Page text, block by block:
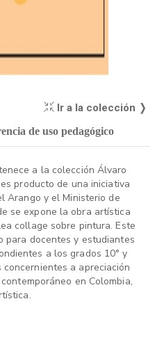
Ir a la colección ❭
de uso pedagógico
a la colección Álvaro
producto de una iniciativa
Arango y el Ministerio de
se expone la obra artística
collage sobre pintura. Este
para docentes y estudiantes
a los grados 10° y
concernientes a apreciación
en Colombia,